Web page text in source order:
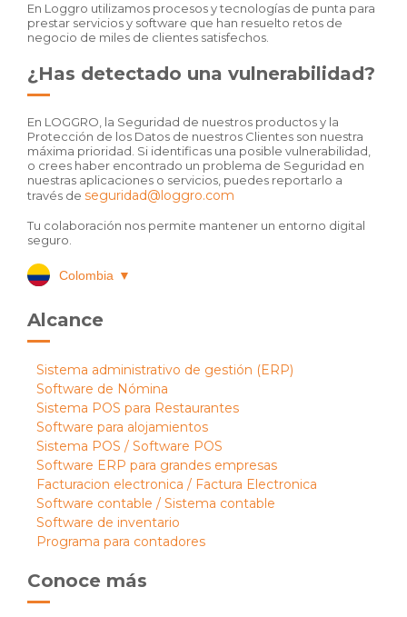
En Loggro utilizamos procesos y tecnologías de punta para
prestar servicios y software que han resuelto retos de
negocio de miles de clientes satisfechos.
¿Has detectado una vulnerabilidad?
En LOGGRO, la Seguridad de nuestros productos y la
Protección de los Datos de nuestros Clientes son nuestra
máxima prioridad. Si identificas una posible vulnerabilidad,
o crees haber encontrado un problema de Seguridad en
nuestras aplicaciones o servicios, puedes reportarlo a
través de seguridad@loggro.com
Tu colaboración nos permite mantener un entorno digital
seguro.
Colombia ▼
Alcance
Sistema administrativo de gestión (ERP)
Software de Nómina
Sistema POS para Restaurantes
Software para alojamientos
Sistema POS / Software POS
Software ERP para grandes empresas
Facturacion electronica / Factura Electronica
Software contable / Sistema contable
Software de inventario
Programa para contadores
Conoce más